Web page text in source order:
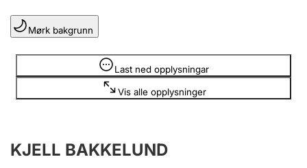
Lag og foreining
Registrere, endre, slette
Årsrekneskap
Mørk bakgrunn
Last ned opplysningar
Vis alle opplysninger
Opplysninger er skjult
KJELL BAKKELUND